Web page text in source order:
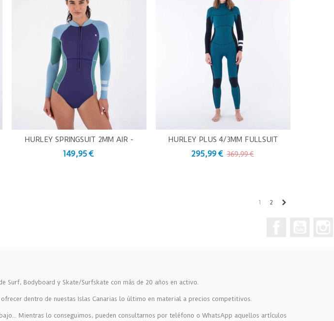
Vista Rápida
HURLEY SPRINGSUIT 2MM AIR -
TRAJE DE NEOPRENO
149,95 €
Vista Rápida
HURLEY PLUS 4/3MM FULLSUIT
295,99 € 369,99 €
1 2
Surf, Bodyboard y Skate/Surfskate con más de 20 años en activo.
dentro de nuestas Islas Canarias lo último en material a precios competitivos.
Mientras lo conseguimos, pueden consultarnos por teléfono o WhatsApp aquellos artículos